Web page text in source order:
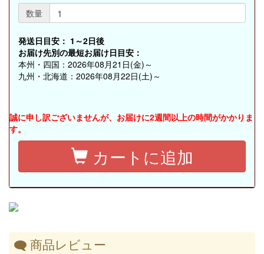
数量
発送日目安： 1～2日後
お届け先別の最短お届け日目安：
本州・四国：2026年08月21日(金)～
九州・北海道：2026年08月22日(土)～
誠に申し訳ございませんが、お届けに2週間以上の時間がかかりま
す。
カートに追加
商品レビュー